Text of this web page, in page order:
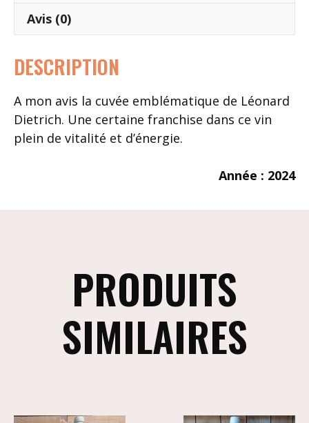
Avis (0)
DESCRIPTION
A mon avis la cuvée emblématique de Léonard
Dietrich. Une certaine franchise dans ce vin
plein de vitalité et d’énergie.
Année : 2024
PRODUITS
SIMILAIRES